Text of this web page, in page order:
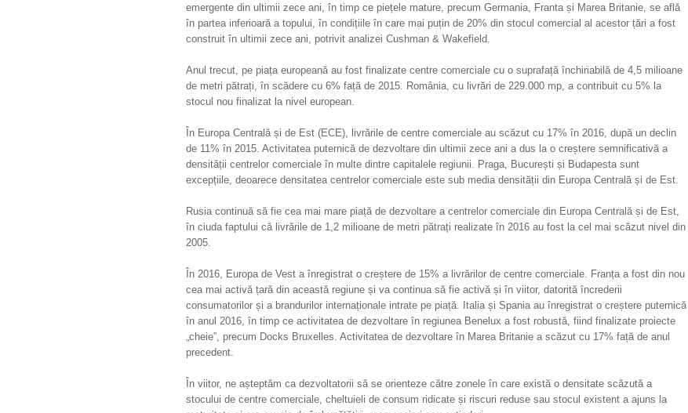
emergente din ultimii zece ani, în timp ce piețele mature, precum Germania, Franta și Marea Britanie, se află
în partea inferioară a topului, în condițiile în care mai puțin de 20% din stocul comercial al acestor țări a fost
construit în ultimii zece ani, potrivit analizei Cushman & Wakefield.
Anul trecut, pe piața europeană au fost finalizate centre comerciale cu o suprafață închiriabilă de 4,5 milioane
de metri pătrați, în scădere cu 6% față de 2015. România, cu livrări de 229.000 mp, a contribuit cu 5% la
stocul nou finalizat la nivel european.
În Europa Centrală și de Est (ECE), livrările de centre comerciale au scăzut cu 17% în 2016, după un declin
de 11% în 2015. Activitatea puternică de dezvoltare din ultimii zece ani a dus la o creștere semnificativă a
densității centrelor comerciale în multe dintre capitalele regiunii. Praga, București și Budapesta sunt
excepțiile, deoarece densitatea centrelor comerciale este sub media densității din Europa Centrală și de Est.
Rusia continuă să fie cea mai mare piață de dezvoltare a centrelor comerciale din Europa Centrală și de Est,
în ciuda faptului că livrările de 1,2 milioane de metri pătrați realizate în 2016 au fost la cel mai scăzut nivel din
2005.
În 2016, Europa de Vest a înregistrat o creștere de 15% a livrărilor de centre comerciale. Franța a fost din nou
cea mai activă țară din această regiune și va continua să fie activă și în viitor, datorită încrederii
consumatorilor și a brandurilor internaționale intrate pe piață. Italia și Spania au înregistrat o creștere puternică
în anul 2016, în timp ce activitatea de dezvoltare în regiunea Benelux a fost robustă, fiind finalizate proiecte
„cheie”, precum Docks Bruxelles. Activitatea de dezvoltare în Marea Britanie a scăzut cu 17% față de anul
precedent.
În viitor, ne așteptăm ca dezvoltatorii să se orienteze către zonele în care există o densitate scăzută a
stocului de centre comerciale, cheltuieli de consum ridicate și riscuri reduse sau stocul existent a ajuns la